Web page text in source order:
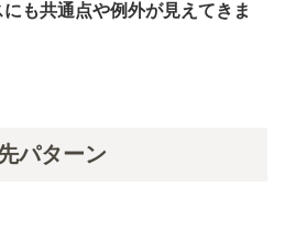
も共通点や例外が見えてきま
パターン